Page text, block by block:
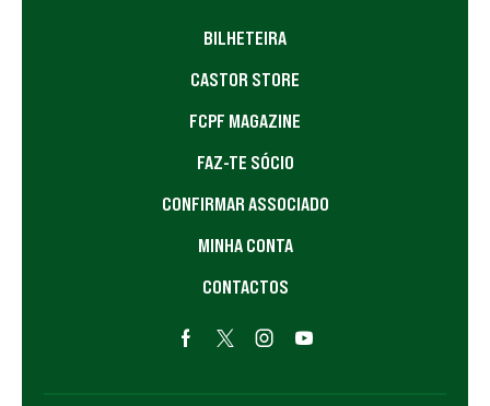
BILHETEIRA
CASTOR STORE
FCPF MAGAZINE
FAZ-TE SÓCIO
CONFIRMAR ASSOCIADO
MINHA CONTA
CONTACTOS